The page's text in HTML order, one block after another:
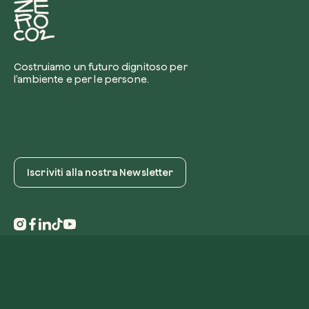
Costruiamo un futuro dignitoso per
l’ambiente e per le persone.
Iscriviti alla nostra Newsletter